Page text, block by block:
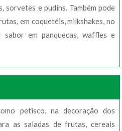
sorvetes e pudins. Também pode
em coquetéis, milkshakes, no
em panquecas, waffles e
petisco, na decoração dos
as saladas de frutas, cereais